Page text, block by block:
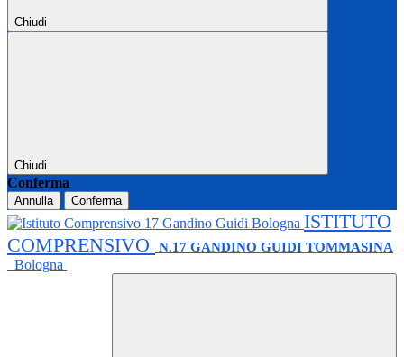
Chiudi
Chiudi
Conferma
Annulla Conferma
ISTITUTO
COMPRENSIVO
N.17 GANDINO GUIDI TOMMASINA
Bologna